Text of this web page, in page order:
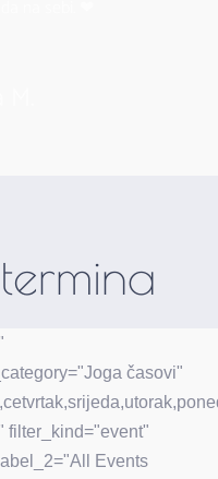
časovi"
filter_kind="event"
Events